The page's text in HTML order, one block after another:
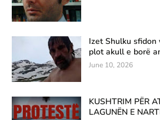
Izet Shulku sfidon
plot akull e borë
June 10, 2026
KUSHTRIM PËR
LAGUNËN E